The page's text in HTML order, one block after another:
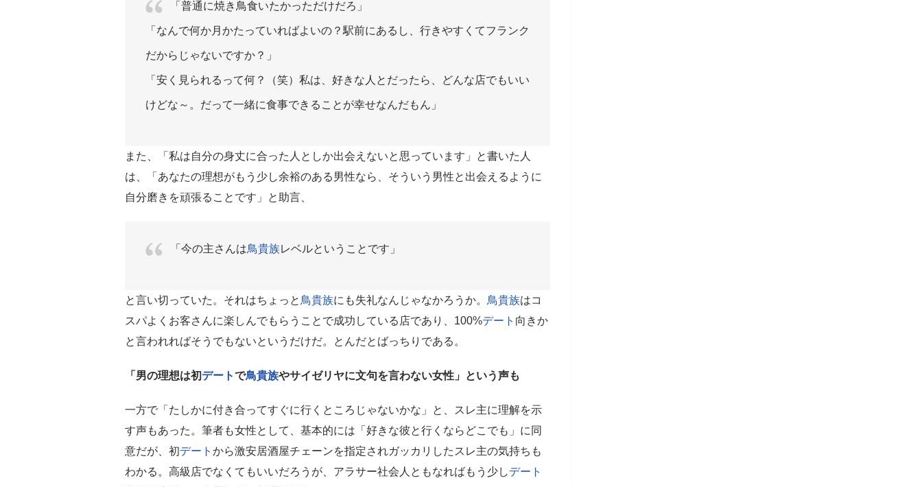
「普通に焼き鳥食いたかっただけだろ」
「なんで何か月かたっていればよいの？駅前にあるし、行きやすくてフランク
だからじゃないですか？」
「安く見られるって何？（笑）私は、好きな人とだったら、どんな店でもいい
けどな～。だって一緒に食事できることが幸せなんだもん」
また、「私は自分の身丈に合った人としか出会えないと思っています」と書いた人
は、「あなたの理想がもう少し余裕のある男性なら、そういう男性と出会えるように
自分磨きを頑張ることです」と助言、
「今の主さんは鳥貴族レベルということです」
と言い切っていた。それはちょっと 鳥貴族にも失礼なんじゃなかろうか。 鳥貴族はコ
スパよくお客さんに楽しんでもらうことで成功している店であり、100%デート 向きか
と言われればそうでもないというだけだ。とんだとばっちりである。
「男の理想は初デートで鳥貴族やサイゼリヤに文句を言わない女性」という声も
一方で「たしかに付き合ってすぐに行くところじゃないかな」と、スレ主に理解を示
す声もあった。筆者も女性として、基本的には「好きな彼と行くならどこでも」に同
意だが、初デート から激安居酒屋チェーンを指定されガッカリしたスレ主の気持ちも
わかる。高級店でなくてもいいだろうが、アラサー社会人ともなればもう少しデート